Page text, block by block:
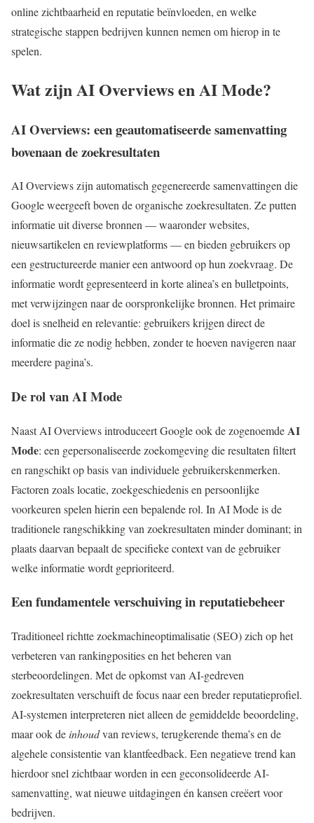
online zichtbaarheid en reputatie beïnvloeden, en welke
strategische stappen bedrijven kunnen nemen om hierop in te
spelen.
Wat zijn AI Overviews en AI Mode?
AI Overviews: een geautomatiseerde samenvatting
bovenaan de zoekresultaten
AI Overviews zijn automatisch gegenereerde samenvattingen die
Google weergeeft boven de organische zoekresultaten. Ze putten
informatie uit diverse bronnen — waaronder websites,
nieuwsartikelen en reviewplatforms — en bieden gebruikers op
een gestructureerde manier een antwoord op hun zoekvraag. De
informatie wordt gepresenteerd in korte alinea’s en bulletpoints,
met verwijzingen naar de oorspronkelijke bronnen. Het primaire
doel is snelheid en relevantie: gebruikers krijgen direct de
informatie die ze nodig hebben, zonder te hoeven navigeren naar
meerdere pagina’s.
De rol van AI Mode
Naast AI Overviews introduceert Google ook de zogenoemdeAI
Mode: een gepersonaliseerde zoekomgeving die resultaten filtert
en rangschikt op basis van individuele gebruikerskenmerken.
Factoren zoals locatie, zoekgeschiedenis en persoonlijke
voorkeuren spelen hierin een bepalende rol. In AI Mode is de
traditionele rangschikking van zoekresultaten minder dominant; in
plaats daarvan bepaalt de specifieke context van de gebruiker
welke informatie wordt geprioriteerd.
Een fundamentele verschuiving in reputatiebeheer
Traditioneel richtte zoekmachineoptimalisatie (SEO) zich op het
verbeteren van rankingposities en het beheren van
sterbeoordelingen. Met de opkomst van AI-gedreven
zoekresultaten verschuift de focus naar een breder reputatieprofiel.
AI-systemen interpreteren niet alleen de gemiddelde beoordeling,
maar ook de inhoudvan reviews, terugkerende thema’s en de
algehele consistentie van klantfeedback. Een negatieve trend kan
hierdoor snel zichtbaar worden in een geconsolideerde AI-
samenvatting, wat nieuwe uitdagingen én kansen creëert voor
bedrijven.